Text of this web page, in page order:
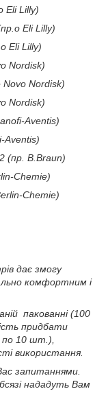
Eli Lilly)
Eli Lilly)
Eli Lilly)
Nordisk)
Nordisk)
Nordisk)
Aventis)
Aventis)
(пр. B.Braun)
Chemie)
Chemie)
дає змогу
комфортним і
пакованні (100
придбати
по 10 шт.),
використання.
запитаннями.
нададуть Вам